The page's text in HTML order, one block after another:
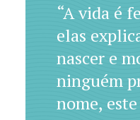
“A vida é
elas
nascer e
ninguém
nome,